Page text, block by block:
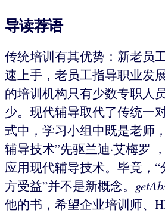
导读荐语
传统培训有其优势：新老员
速上手，老员工指导职业发
的培训机构只有少数专职人
少。现代辅导取代了传统一
式中，学习小组中既是老师
辅导技术”先驱兰迪·艾梅罗
应用现代辅导技术。毕竟，
方受益”并不是新概念。
他的书，希望企业培训师、